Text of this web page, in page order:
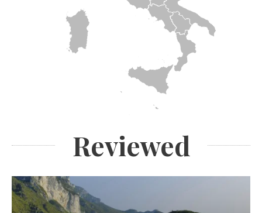
Reviewed